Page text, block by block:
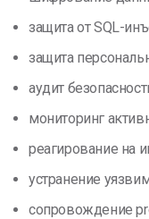
защита от SQL-
защита
аудит
мониторинг
реагирование на
устранение
сопровождение